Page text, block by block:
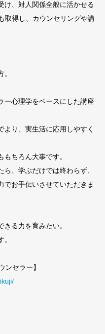
け、対人関係全般に活かせる
取得し、カウンセリングや講
ー心理学をベースにした講座
より、実生活に応用しやすく
ちろん大事です。
、学ぶだけでは終わらず、
でお手伝いさせていただきま
る力を育みたい。
ンセラー】